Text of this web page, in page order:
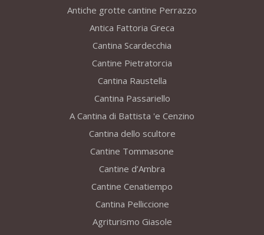
Antiche grotte cantine Perrazzo
Antica Fattoria Greca
Cantina Scardecchia
Cantine Pietratorcia
Cantina Raustella
Cantina Passariello
A Cantina di Battista 'e Cenzino
Cantina dello scultore
Cantine Tommasone
Cantine d’Ambra
Cantine Cenatiempo
Cantina Pelliccione
Agriturismo Giasole